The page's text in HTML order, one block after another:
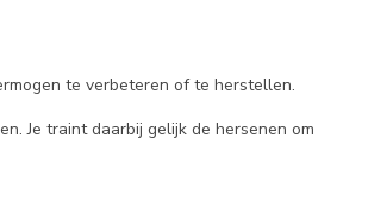
te verbeteren of te herstellen.
Je traint daarbij gelijk de hersenen om